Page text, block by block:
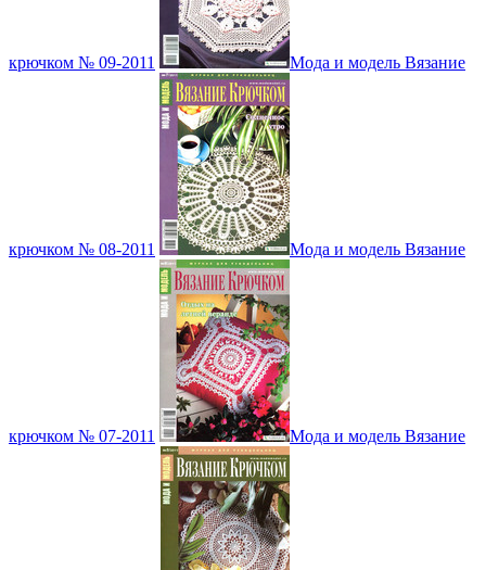
крючком № 09-2011 Мода и модель Вязание
крючком № 08-2011 Мода и модель Вязание
крючком № 07-2011 Мода и модель Вязание